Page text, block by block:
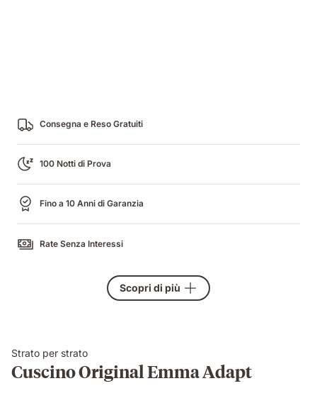
Consegna e Reso Gratuiti
100 Notti di Prova
Fino a 10 Anni di Garanzia
Rate Senza Interessi
Scopri di più
Strato per strato
Cuscino Original Emma Adapt